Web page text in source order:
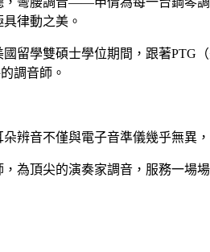
律動之美。
留學雙碩士學位期間，跟著
調音師。
辨音不僅與電子音準儀幾乎無異
為頂尖的演奏家調音，服務一場